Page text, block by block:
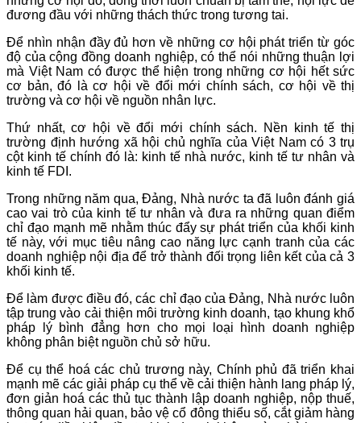
đương đầu với những thách thức trong tương tai.
Để nhìn nhận đầy đủ hơn về những cơ hội phát triển từ góc
độ của cộng đồng doanh nghiệp, có thể nói những thuận lợi
mà Việt Nam có được thể hiện trong những cơ hội hết sức
cơ bản, đó là cơ hội về đổi mới chính sách, cơ hội về thị
trường và cơ hội về nguồn nhân lực.
Thứ nhất, cơ hội về đổi mới chính sách. Nền kinh tế thị
trường định hướng xã hội chủ nghĩa của Việt Nam có 3 trụ
cột kinh tế chính đó là: kinh tế nhà nước, kinh tế tư nhân và
kinh tế FDI.
Trong những năm qua, Đảng, Nhà nước ta đã luôn đánh giá
cao vai trò của kinh tế tư nhân và đưa ra những quan điểm
chỉ đạo mạnh mẽ nhằm thúc đẩy sự phát triển của khối kinh
tế này, với mục tiêu nâng cao năng lực cạnh tranh của các
doanh nghiệp nội địa để trở thành đối trọng liên kết của cả 3
khối kinh tế.
Để làm được điều đó, các chỉ đạo của Đảng, Nhà nước luôn
tập trung vào cải thiện môi trường kinh doanh, tạo khung khổ
pháp lý bình đẳng hơn cho mọi loại hình doanh nghiệp
không phân biệt nguồn chủ sở hữu.
Để cụ thể hoá các chủ trương này, Chính phủ đã triển khai
mạnh mẽ các giải pháp cụ thể về cải thiện hành lang pháp lý,
đơn giản hoá các thủ tục thành lập doanh nghiệp, nộp thuế,
thông quan hải quan, bảo vệ cổ đông thiểu số, cắt giảm hàng